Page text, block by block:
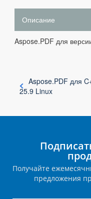
Описание
Aspose.PDF для
Aspose.PDF для
25.9 Linux
Получайте
предложения